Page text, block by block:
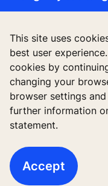
This site uses
best user
cookies by
changing your
browser settings
further information
statement.
Accept
Công trình hiện hữu
Công cụ và tài liệu
Dịch vụ Kỹ thuật số
Về chúng tôi